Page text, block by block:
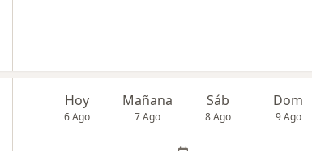
Hoy
6 Ago
Mañana
7 Ago
Sáb
8 Ago
Dom
9 Ago